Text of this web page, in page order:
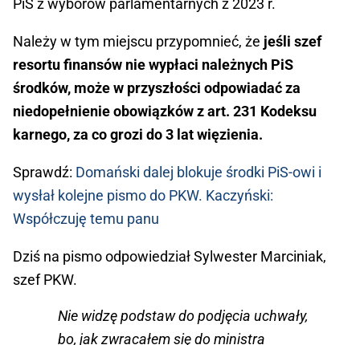
PiS z wyborów parlamentarnych z 2023 r.
Należy w tym miejscu przypomnieć, że jeśli szef
resortu finansów nie wypłaci należnych PiS
środków, może w przyszłości odpowiadać za
niedopełnienie obowiązków z art. 231 Kodeksu
karnego, za co grozi do 3 lat więzienia.
Sprawdź: Domański dalej blokuje środki PiS-owi i
wysłał kolejne pismo do PKW. Kaczyński:
Współczuję temu panu
Dziś na pismo odpowiedział Sylwester Marciniak,
szef PKW.
Nie widzę podstaw do podjęcia uchwały,
bo, jak zwracałem się do ministra